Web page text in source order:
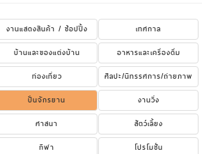
งานแสดงสินค้า / ช้อปปิ้ง
เทศกาล
บ้านและของแต่งบ้าน
อาหารและเครื่องดื่ม
ท่องเที่ยว
ศิลปะ/นิทรรศการ/ถ่ายภาพ
ปั่นจักรยาน
งานวิ่ง
ศาสนา
สัตว์เลี้ยง
กีฬา โปรโมชั่น